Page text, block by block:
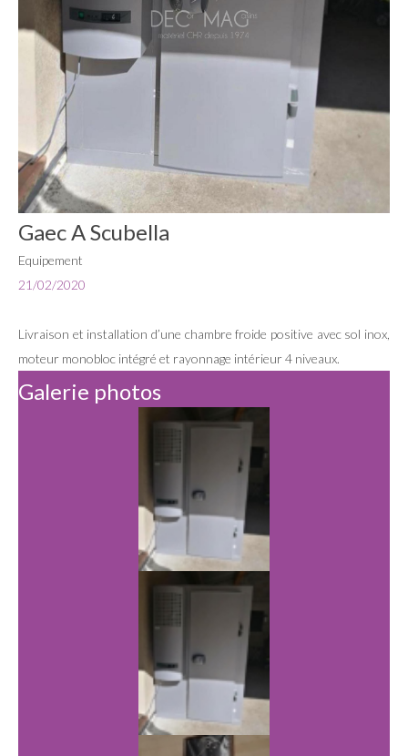
Gaec A Scubella
Equipement
21/02/2020
Livraison et installation d’une chambre froide positive avec sol inox,
moteur monobloc intégré et rayonnage intérieur 4 niveaux.
Galerie photos